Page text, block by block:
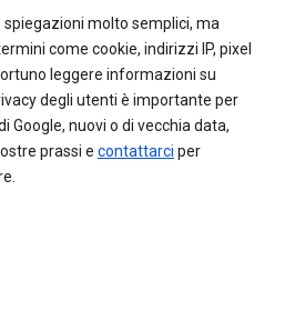
molto semplici, ma
come cookie, indirizzi IP, pixel
leggere informazioni su
degli utenti è importante per
Google, nuovi o di vecchia data,
prassi e contattarci per